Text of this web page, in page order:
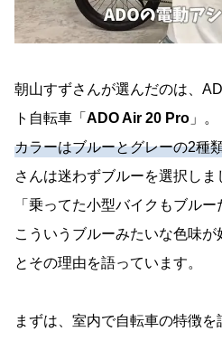
朝山すずさんが選んだのは、
ト自転車「 ADO Air 20 Pro 」。
カラーはブルーとグレーの2種
さんは迷わずブルーを選択しま
「乗ってた小型バイクもブル
こういうブルーみたいな色味が
とその理由を語っています。
まずは、室内で自転車の特徴を